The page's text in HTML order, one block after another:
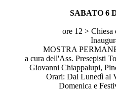
SABATO 6
ore 12 > Chiesa
MOSTRA
a cura dell'Ass. Presepisti
Giovanni Chiappalupi,
Orari: Dal Lunedì al
Domenica e